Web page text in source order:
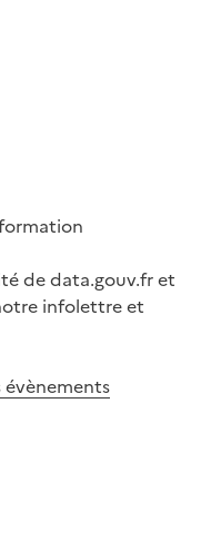
de data.gouv.fr et
infolettre et